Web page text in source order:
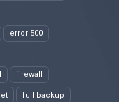
error 500
firewall
full backup